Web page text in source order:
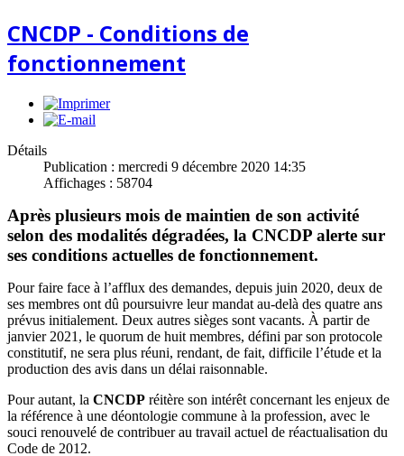
CNCDP - Conditions de
fonctionnement
Détails
Publication : mercredi 9 décembre 2020 14:35
Affichages : 58704
Après plusieurs mois de maintien de son activité
selon des modalités dégradées, la CNCDP alerte sur
ses conditions actuelles de fonctionnement.
Pour faire face à l’afflux des demandes, depuis juin 2020, deux de
ses membres ont dû poursuivre leur mandat au-delà des quatre ans
prévus initialement. Deux autres sièges sont vacants. À partir de
janvier 2021, le quorum de huit membres, défini par son protocole
constitutif, ne sera plus réuni, rendant, de fait, difficile l’étude et la
production des avis dans un délai raisonnable.
Pour autant, la CNCDP réitère son intérêt concernant les enjeux de
la référence à une déontologie commune à la profession, avec le
souci renouvelé de contribuer au travail actuel de réactualisation du
Code de 2012.